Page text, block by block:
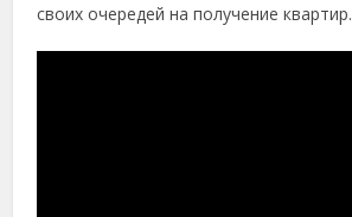
своих очередей на получение квартир.